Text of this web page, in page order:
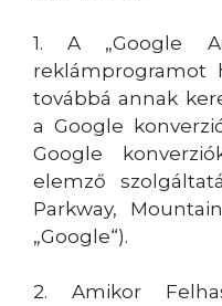
1. A „Google
reklámprogramot
továbbá annak
a Google
Google
elemző
Parkway,
„Google“).
2. Amikor